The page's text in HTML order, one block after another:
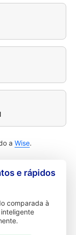
a Wise.
e rápidos
comparada à